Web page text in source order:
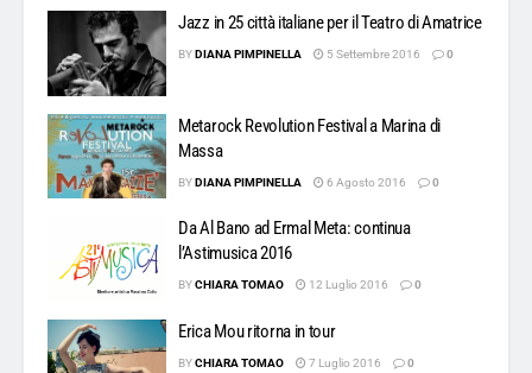
Jazz in 25 città italiane per il Teatro di Amatrice
BYDIANA PIMPINELLA 5 Settembre 2016 0
Metarock Revolution Festival a Marina di
Massa
BYDIANA PIMPINELLA 6 Agosto 2016 0
Da Al Bano ad Ermal Meta: continua
l’Astimusica 2016
BYCHIARA TOMAO 12 Luglio 2016 0
Erica Mou ritorna in tour
BYCHIARA TOMAO 7 Luglio 2016 0